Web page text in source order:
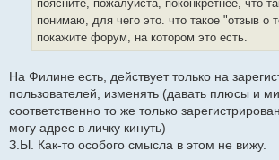
поясните, пожалуйста, поконкретнее, что
понимаю, для чего это. что такое "отзыв о
покажите форум, на котором это есть.
На Филине есть, действует только на
пользователей, изменять (давать плюсы и
соответственно то же только
могу адрес в личку кинуть)
З.Ы. Как-то особого смысла в этом не вижу.